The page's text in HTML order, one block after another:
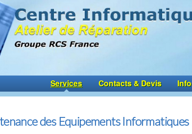
Services Contacts & Devis
des Equipements Informatiques